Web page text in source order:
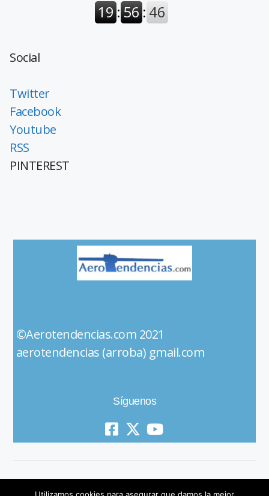
Social
Twitter
Facebook
Youtube
RSS
PINTEREST
©Aerotendencias.com 2021
aerotendencias (arroba) gmail.com
Síguenos